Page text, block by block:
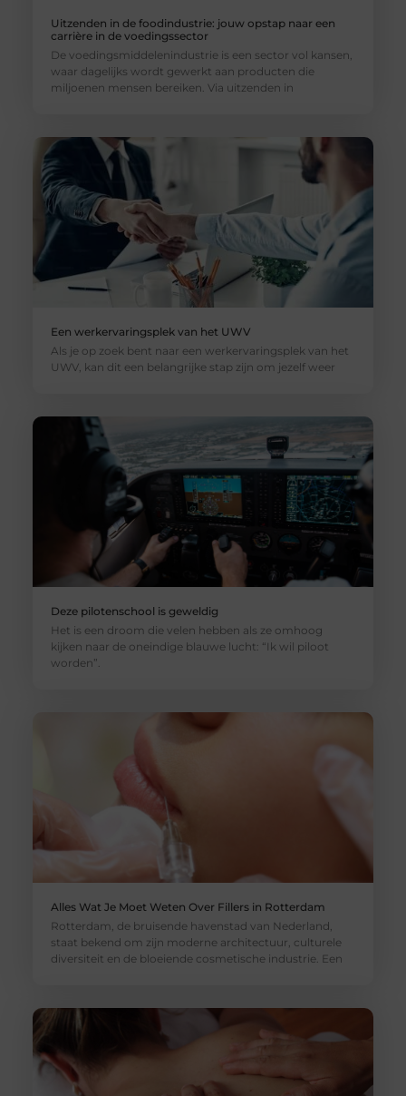
Uitzenden in de foodindustrie: jouw opstap naar een
carrière in de voedingssector
De voedingsmiddelenindustrie is een sector vol kansen,
waar dagelijks wordt gewerkt aan producten die
miljoenen mensen bereiken. Via uitzenden in
Een werkervaringsplek van het UWV
Als je op zoek bent naar een werkervaringsplek van het
UWV, kan dit een belangrijke stap zijn om jezelf weer
Deze pilotenschool is geweldig
Het is een droom die velen hebben als ze omhoog
kijken naar de oneindige blauwe lucht: “Ik wil piloot
worden”.
Alles Wat Je Moet Weten Over Fillers in Rotterdam
Rotterdam, de bruisende havenstad van Nederland,
staat bekend om zijn moderne architectuur, culturele
diversiteit en de bloeiende cosmetische industrie. Een